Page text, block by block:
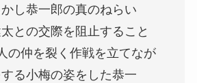
し恭一郎の真のねらい
との交際を阻止すること
の仲を裂く作戦を立てなが
る小梅の姿をした恭一